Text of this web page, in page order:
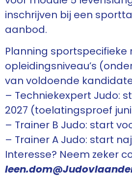
inschrijven bij een
aanbod.
Planning
opleidingsniveau’s
van voldoende
– Techniekexpert Judo:
2027 (toelatingsproef
– Trainer B Judo: start
– Trainer A Judo: start
Interesse? Neem zeker
l